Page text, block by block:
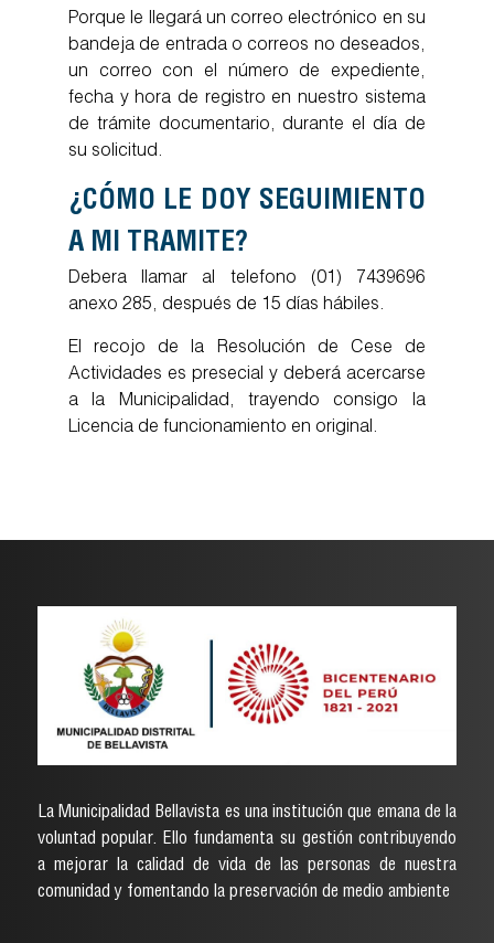
Porque le llegará un correo electrónico en su
bandeja de entrada o correos no deseados,
un correo con el número de expediente,
fecha y hora de registro en nuestro sistema
de trámite documentario, durante el día de
su solicitud.
¿CÓMO LE DOY SEGUIMIENTO
A MI TRAMITE?
Debera llamar al telefono (01) 7439696
anexo 285, después de 15 días hábiles.
El recojo de la Resolución de Cese de
Actividades es presecial y deberá acercarse
a la Municipalidad, trayendo consigo la
Licencia de funcionamiento en original.
La Municipalidad Bellavista es una institución que emana de la
voluntad popular. Ello fundamenta su gestión contribuyendo
a mejorar la calidad de vida de las personas de nuestra
comunidad y fomentando la preservación de medio ambiente